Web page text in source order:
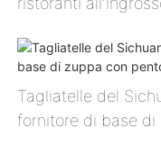
Tagliatelle del
fornitore di base di